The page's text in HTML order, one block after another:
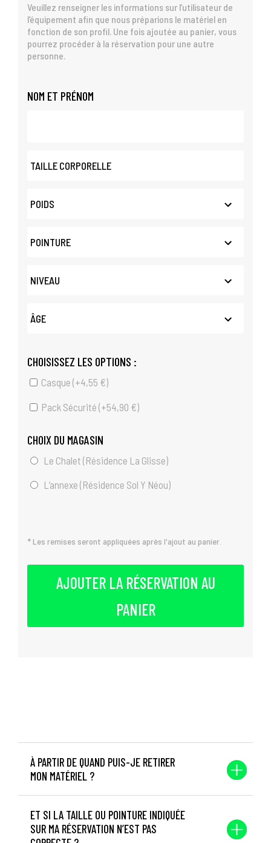
Veuillez renseigner les informations sur l’utilisateur de
l’équipement afin que nous préparions le matériel en
fonction de son profil. Une fois ajoutée au panier, vous
pourrez procéder à la réservation pour une autre
personne.
NOM ET PRÉNOM
CHOISISSEZ LES OPTIONS :
Casque (+4,55 €)
Pack Sécurité (+54,90 €)
CHOIX DU MAGASIN
Le Chalet (Résidence La Glisse)
L’annexe (Résidence Sol Y Néou)
* Les remises seront appliquées après l'ajout au panier.
AJOUTER LA RÉSERVATION AU
PANIER
À PARTIR DE QUAND PUIS-JE RETIRER
MON MATÉRIEL ?
ET SI LA TAILLE OU POINTURE INDIQUÉE
SUR MA RÉSERVATION N’EST PAS